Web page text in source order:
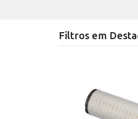
Filtros em